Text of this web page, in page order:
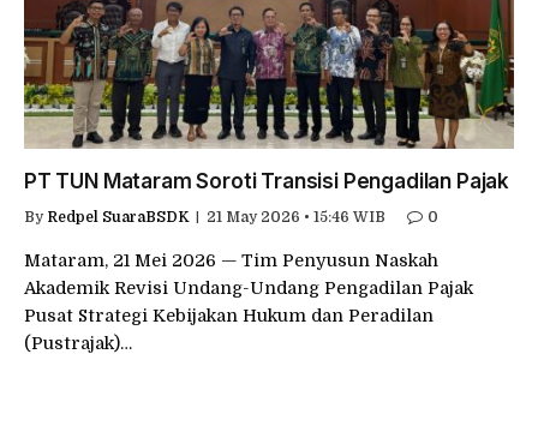
PT TUN Mataram Soroti Transisi Pengadilan Pajak
By Redpel SuaraBSDK 21 May 2026 • 15:46 WIB 0
Mataram, 21 Mei 2026 — Tim Penyusun Naskah
Akademik Revisi Undang-Undang Pengadilan Pajak
Pusat Strategi Kebijakan Hukum dan Peradilan
(Pustrajak)…